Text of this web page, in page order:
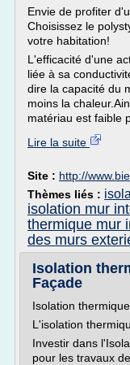
Envie de profiter
Choisissez le
votre habitation!
L'efficacité d'une
liée à sa
dire la capacité du
moins la
matériau est faible
Lire la suite
Site : http://
Thèmes liés :
isolation mur
thermique mur
des murs
Isolation
Façade
Isolation
L'isolation
Investir dans
pour les travaux